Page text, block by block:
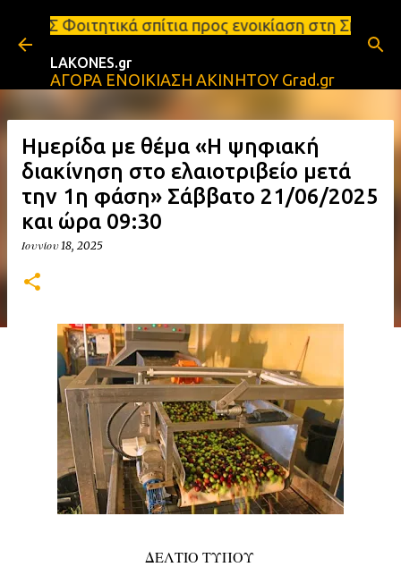
Μετάβαση στο κύριο περιεχόμενο
προς ενοικίαση στη Σπάρτη Ενοικιάσεις
LAKONES.gr
ΑΓΟΡΑ ΕΝΟΙΚΙΑΣΗ ΑΚΙΝΗΤΟΥ Grad.gr
Ημερίδα με θέμα «Η ψηφιακή
διακίνηση στο ελαιοτριβείο μετά
την 1η φάση» Σάββατο 21/06/2025
και ώρα 09:30
Ιουνίου 18, 2025
ΔΕΛΤΙΟ ΤΥΠΟΥ